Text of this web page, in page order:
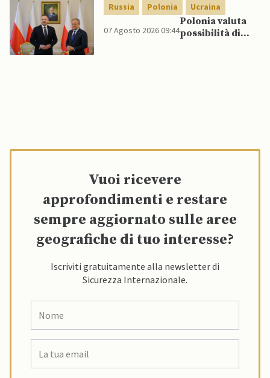
Drakon dopo 14
anni”
Russia Polonia Ucraina
07 Agosto 2026 09:44
Polonia valuta
possibilità di
Vuoi ricevere
approfondimenti e restare
sempre aggiornato sulle aree
geografiche di tuo interesse?
Iscriviti gratuitamente alla newsletter di
Sicurezza Internazionale.